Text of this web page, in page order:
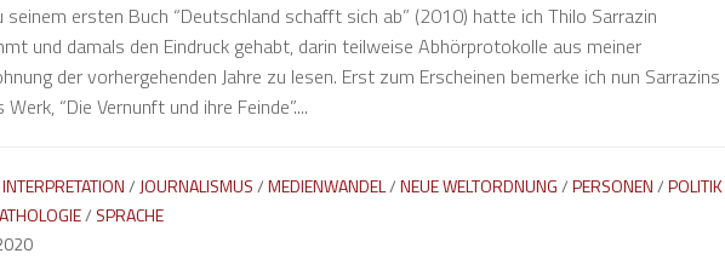
seinem ersten Buch “Deutschland schafft sich ab” (2010) hatte ich Thilo Sarrazin
und damals den Eindruck gehabt, darin teilweise Abhörprotokolle aus meiner
der vorhergehenden Jahre zu lesen. Erst zum Erscheinen bemerke ich nun Sarrazins
“Die Vernunft und ihre Feinde”....
INTERPRETATION/ JOURNALISMUS/MEDIENWANDEL/NEUE WELTORDNUNG/PERSONEN/POLITIK
/ SPRACHE